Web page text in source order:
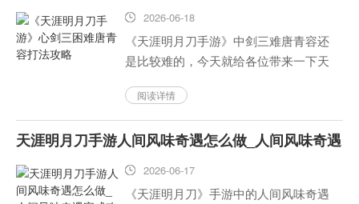
2026-06-18
《天涯明月刀手游》中剑三难唐青容还
是比较难的，今天就给各位带来一下天
略，大家一定要注意哦！...
阅读详情
天涯明月刀手游人间风味奇遇怎么做_人间风味奇遇
完成攻略
2026-06-17
《天涯明月刀》手游中的人间风味奇遇